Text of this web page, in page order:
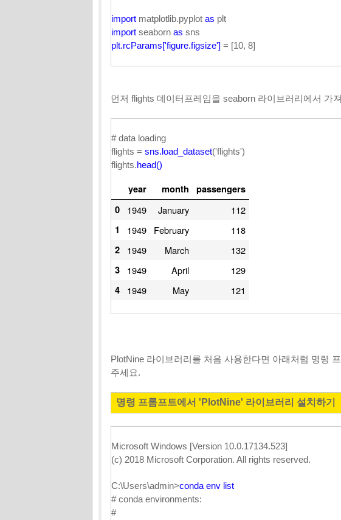
import matplotlib.pyplot as plt
import seaborn as sns
plt.rcParams['figure.figsize'] = [10, 8]
먼저 flights 데이터프레임을 seaborn 라이브러리에서 가
# data loading
flights = sns.load_dataset('flights')
flights.head()
year month
passengers
0
1949 January
112
1
1949 February
118
2
1949 March
132
3
1949 April
129
4
1949 May 121
PlotNine 라이브러리를 처음 사용한다면 아래처럼 명령
주세요.
명령 프롬프트에서 'PlotNine' 라이브러리 설치하기
Microsoft Windows [Version 10.0.17134.523]
(c) 2018 Microsoft Corporation. All rights reserved.
C:\Users\admin>conda env list
# conda environments:
#